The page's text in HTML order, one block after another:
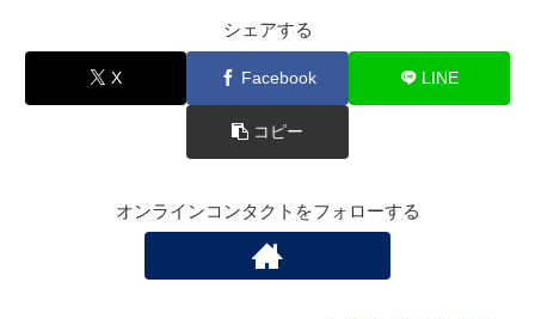
シェアする
X Facebook LINE
コピー
オンラインコンタクトをフォローする